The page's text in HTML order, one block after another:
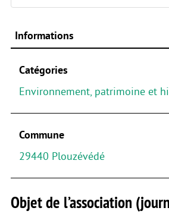
Informations
Catégories
Environnement, patrimoine et
Commune
29440 Plouzévédé
Objet de l’association